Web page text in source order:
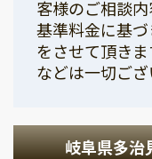
客様のご相談内
基準料金に基
をさせて頂き
などは一切ござ
岐阜県多治